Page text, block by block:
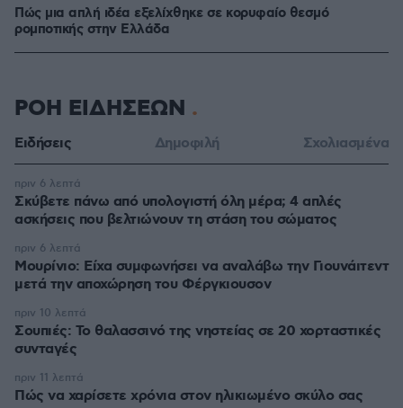
Πώς μια απλή ιδέα εξελίχθηκε σε κορυφαίο θεσμό
ρομποτικής στην Ελλάδα
ΡΟΗ ΕΙΔΗΣΕΩΝ
Ειδήσεις Δημοφιλή Σχολιασμένα
Σκύβετε πάνω από υπολογιστή όλη μέρα; 4 απλές
ασκήσεις που βελτιώνουν τη στάση του σώματος
πριν 6 λεπτά
Μουρίνιο: Είχα συμφωνήσει να αναλάβω την Γιουνάιτεντ
μετά την αποχώρηση του Φέργκιουσον
πριν 6 λεπτά
Σουπιές: Το θαλασσινό της νηστείας σε 20 χορταστικές
συνταγές
πριν 10 λεπτά
Πώς να χαρίσετε χρόνια στον ηλικιωμένο σκύλο σας
πριν 11 λεπτά